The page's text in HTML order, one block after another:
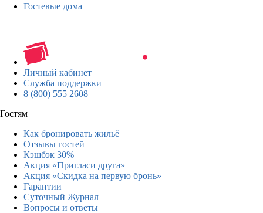
Гостевые дома
Личный кабинет
Служба поддержки
8 (800) 555 2608
Гостям
Как бронировать жильё
Отзывы гостей
Кэшбэк 30%
Акция «Пригласи друга»
Акция «Скидка на первую бронь»
Гарантии
Суточный Журнал
Вопросы и ответы